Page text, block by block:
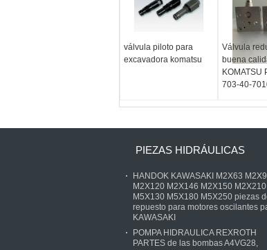
válvula piloto para
excavadora komatsu
Válvula
buena
KOMATSU
703-40-
PIEZAS HIDRÁULICAS
HANDOK KAWASAKI M2X63
M2X120 M2X146 M2X150 M2X210
M5X130 M5X180 M5X250 piezas
repuesto para motores oscilantes
KAWASAKI
POMPA HIDRAULICA REXROTH
PARTES de las bombas A4VG28,